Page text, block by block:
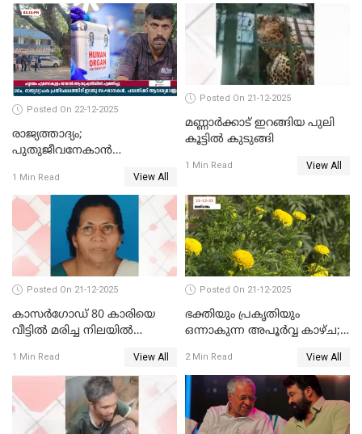
ഓടിച്ചയാൾ അറസ്റ്റിൽ.
Posted On 22-12-2025
രാജ്യത്താദ്യം;
പുതുജീവനേകാൻ
എറണാകുളം സർക്കാർ
ജനറൽ
ആശുപത്രിയിലെത്തിച്ചു
1 Min Read View All
Posted On 21-12-2025
മണ്ണാർക്കാട് ഇറങ്ങിയ പുലി
കൂട്ടിൽ കുടുങ്ങി
1 Min Read View All
Posted On 21-12-2025
കാസർഗോഡ് 80 കാരിയെ
വീട്ടിൽ മരിച്ച നിലയിൽ
1 Min Read View All
Posted On 21-12-2025
ഭക്തിയും പ്രകൃതിയും
ഒന്നാകുന്ന അപൂര്‍വ്വ കാഴ്ച;
കാഴ്ചാനുഭവമൊരുക്കി
ശബരീ നന്ദനം
2 Min Read View All